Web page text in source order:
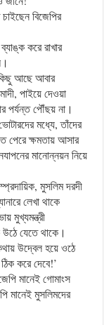
বিজেপির
করে রাখার
আছে আবার
পাইয়ে দেওয়া
পর্যন্ত পৌঁছয় না।
মধ্যে, তাঁদের
পেরে ক্ষমতায় আসার
মানোন্নয়ন নিয়ে
মুসলিম দরদী
লেখা থাকে
মুখ্যমন্ত্রী
যেতে থাকে।
উদ্বেল হয়ে ওঠে
করে দেবে!’
মানেই গোমাংস
মানেই মুসলিমদের